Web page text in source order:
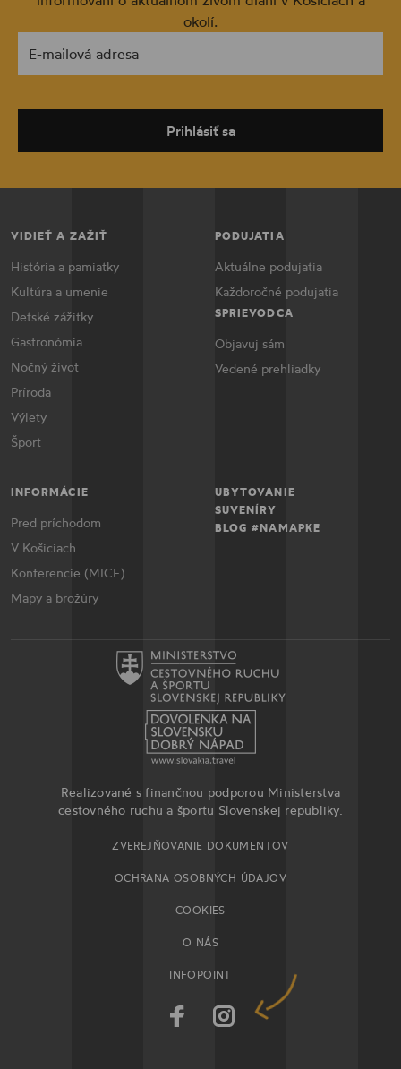
okolí.
E-mailová adresa
Prihlásiť sa
VIDIEŤ A ZAŽIŤ
História a pamiatky
Kultúra a umenie
Detské zážitky
Gastronómia
Nočný život
Príroda
Výlety
Šport
PODUJATIA
Aktuálne podujatia
Každoročné podujatia
SPRIEVODCA
Objavuj sám
Vedené prehliadky
INFORMÁCIE
Pred príchodom
V Košiciach
Konferencie (MICE)
Mapy a brožúry
UBYTOVANIE
SUVENÍRY
BLOG #NAMAPKE
Realizované s finančnou podporou Ministerstva
cestovného ruchu a športu Slovenskej republiky.
ZVEREJŇOVANIE DOKUMENTOV
OCHRANA OSOBNÝCH ÚDAJOV
COOKIES
O NÁS
INFOPOINT